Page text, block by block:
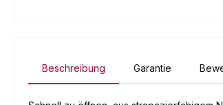
Beschreibung Garantie